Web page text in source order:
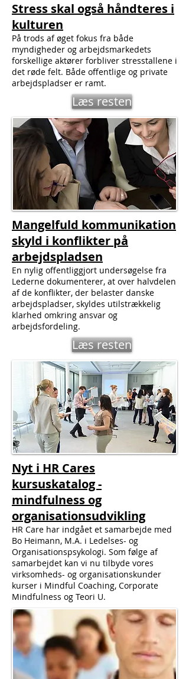
Stress skal også håndteres i
kulturen
På trods af øget fokus fra både
myndigheder og arbejdsmarkedets
forskellige aktører forbliver stresstallene i
det røde felt. Både offentlige og private
arbejdspladser er ramt.
Læs resten
Mangelfuld kommunikation
skyld i konflikter på
arbejdspladsen
En nylig offentliggjort undersøgelse fra
Lederne dokumenterer, at over halvdelen
af de konflikter, der belaster danske
arbejdspladser, skyldes utilstrækkelig
klarhed omkring ansvar og
arbejdsfordeling.
Læs resten
Nyt i HR Cares
kursuskatalog -
mindfulness og
organisationsudvikling
HR Care har indgået et samarbejde med
Bo Heimann, M.A. i Ledelses- og
Organisationspsykologi. Som følge af
samarbejdet kan vi nu tilbyde vores
virksomheds- og organisationskunder
kurser i Mindful Coaching, Corporate
Mindfulness og Teori U.